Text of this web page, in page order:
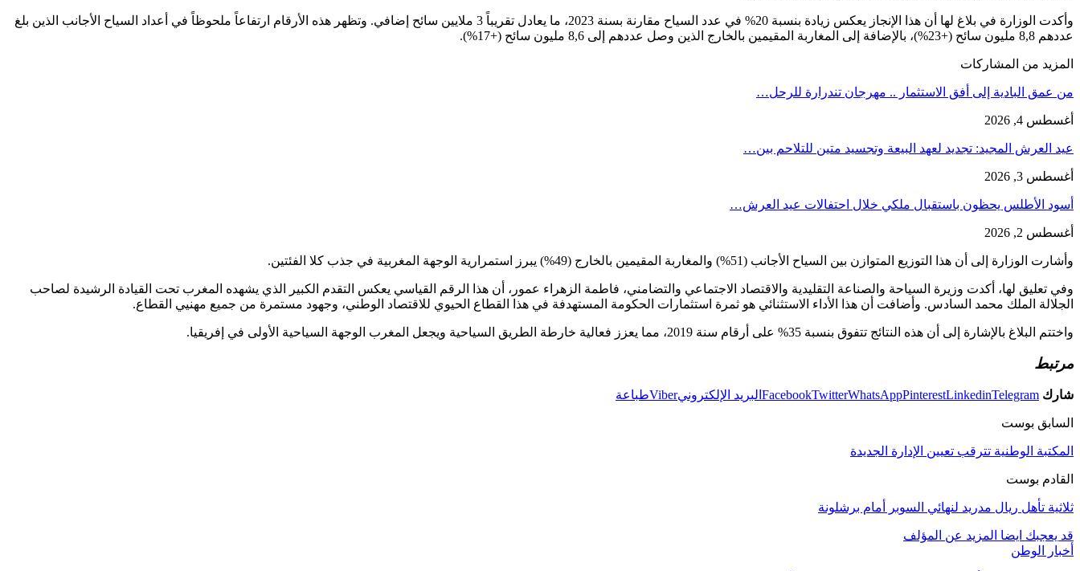
وأكدت الوزارة في بلاغ لها أن هذا الإنجاز يعكس زيادة بنسبة 20% في عدد السياح مقارنة بسنة 2023، ما يعادل تقريباً 3 ملايين سائح إضافي. وتظهر هذه الأرقام ارتفاعاً ملحوظاً في أعداد السياح الأجانب الذين بلغ
عددهم 8,8 مليون سائح (+23%)، بالإضافة إلى المغاربة المقيمين بالخارج الذين وصل عددهم إلى 8,6 مليون سائح (+17%).
المزيد من المشاركات
من عمق البادية إلى أفق الاستثمار .. مهرجان تندرارة للرحل…
أغسطس 4, 2026
عيد العرش المجيد: تجديد لعهد البيعة وتجسيد متين للتلاحم بين…
أغسطس 3, 2026
أسود الأطلس يحظون باستقبال ملكي خلال احتفالات عيد العرش…
أغسطس 2, 2026
وأشارت الوزارة إلى أن هذا التوزيع المتوازن بين السياح الأجانب (51%) والمغاربة المقيمين بالخارج (49%) يبرز استمرارية الوجهة المغربية في جذب كلا الفئتين.
وفي تعليق لها، أكدت وزيرة السياحة والصناعة التقليدية والاقتصاد الاجتماعي والتضامني، فاطمة الزهراء عمور، أن هذا الرقم القياسي يعكس التقدم الكبير الذي يشهده المغرب تحت القيادة الرشيدة لصاحب
الجلالة الملك محمد السادس. وأضافت أن هذا الأداء الاستثنائي هو ثمرة استثمارات الحكومة المستهدفة في هذا القطاع الحيوي للاقتصاد الوطني، وجهود مستمرة من جميع مهنيي القطاع.
واختتم البلاغ بالإشارة إلى أن هذه النتائج تتفوق بنسبة 35% على أرقام سنة 2019، مما يعزز فعالية خارطة الطريق السياحية ويجعل المغرب الوجهة السياحية الأولى في إفريقيا.
مرتبط
شارك FacebookTwitterWhatsAppPinterestLinkedinTelegram البريد الإلكترونيViberطباعة
السابق بوست
المكتبة الوطنية تترقب تعيين الإدارة الجديدة
القادم بوست
ثلاثية تأهل ريال مدريد لنهائي السوبر أمام برشلونة
قد يعجبك ايضا المزيد عن المؤلف
أخبار الوطن